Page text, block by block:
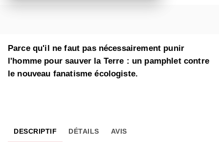
Parce qu'il ne faut pas nécessairement punir
l'homme pour sauver la Terre : un pamphlet contre
le nouveau fanatisme écologiste.
DESCRIPTIF DÉTAILS AVIS